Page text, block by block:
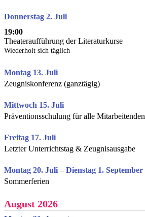
Donnerstag 2. Juli
19:00
Theateraufführung der Literaturkurse
Wiederholt sich täglich
Montag 13. Juli
Zeugniskonferenz (ganztägig)
Mittwoch 15. Juli
Präventionsschulung für alle Mitarbeitenden
Freitag 17. Juli
Letzter Unterrichtstag & Zeugnisausgabe
Montag 20. Juli – Dienstag 1. September
Sommerferien
August 2026